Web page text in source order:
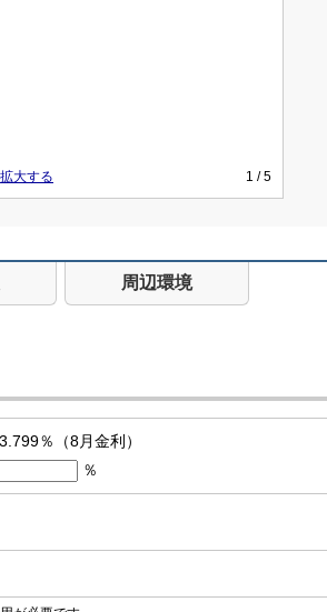
拡大する 1 / 5
周辺環境
％（8月金利）
％